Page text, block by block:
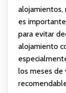
alojamientos,
es
para evitar
alojamiento
los meses de